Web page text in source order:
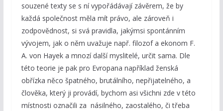
souzené texty se s ní vypořádávají závěrem, že by
každá společnost měla mít právo, ale zároveň i
zodpovědnost, si svá pravidla, jakýmsi spontánním
vývojem, jak o něm uvažuje např. filozof a ekonom F.
A. von Hayek a mnozí další myslitelé, určit sama. Dle
této teorie je pak pro Evropana například ženská
obřízka něco špatného, brutálního, nepřijatelného, a
člověka, který ji provádí, bychom asi všichni zde v této
místnosti označili za násilného, zaostalého, či třeba